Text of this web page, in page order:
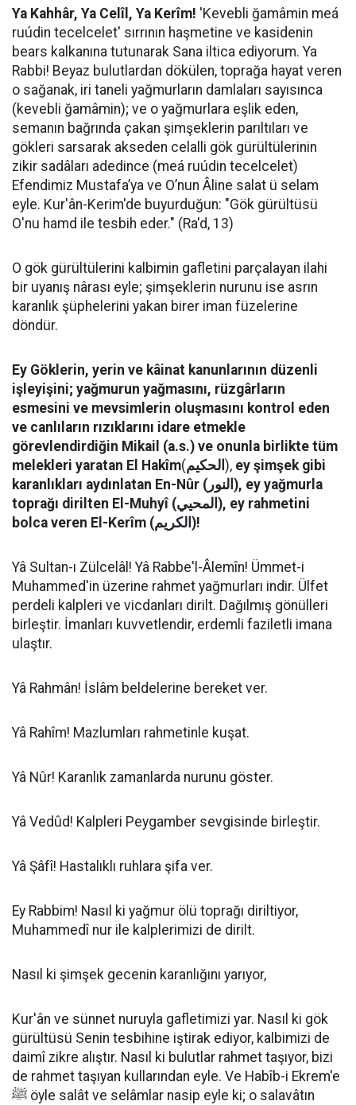
​Ya Kahhâr, Ya Celîl, Ya Kerîm! 'Kevebli ğamâmin meá
ruúdin tecelcelet' sırrının haşmetine ve kasidenin
bears kalkanına tutunarak Sana iltica ediyorum. Ya
Rabbi! Beyaz bulutlardan dökülen, toprağa hayat veren
o sağanak, iri taneli yağmurların damlaları sayısınca
(kevebli ğamâmin); ve o yağmurlara eşlik eden,
semanın bağrında çakan şimşeklerin parıltıları ve
gökleri sarsarak akseden celalli gök gürültülerinin
zikir sadâları adedince (meá ruúdin tecelcelet)
Efendimiz Mustafa’ya ve O’nun Âline salat ü selam
eyle. Kur'ân-Kerim'de buyurduğun: "Gök gürültüsü
O'nu hamd ile tesbih eder." (Ra'd, 13)
O gök gürültülerini kalbimin gafletini parçalayan ilahi
bir uyanış nârası eyle; şimşeklerin nurunu ise asrın
karanlık şüphelerini yakan birer iman füzelerine
döndür.
Ey Göklerin, yerin ve kâinat kanunlarının düzenli
işleyişini; yağmurun yağmasını, rüzgârların
esmesini ve mevsimlerin oluşmasını kontrol eden
ve canlıların rızıklarını idare etmekle
görevlendirdiğin Mikail (a.s.) ve onunla birlikte tüm
melekleri yaratan El Hakîm(الحكيم ), ey şimşek gibi
karanlıkları aydınlatan En-Nûr (النور), ey yağmurla
toprağı dirilten El-Muhyî (المحيي), ey rahmetini
bolca veren El-Kerîm (الكريم)!
Yâ Sultan-ı Zülcelâl! Yâ Rabbe'l-Âlemîn! Ümmet-i
Muhammed'in üzerine rahmet yağmurları indir. Ülfet
perdeli kalpleri ve vicdanları dirilt. Dağılmış gönülleri
birleştir. İmanları kuvvetlendir, erdemli faziletli imana
ulaştır.
Yâ Rahmân! İslâm beldelerine bereket ver.
Yâ Rahîm! Mazlumları rahmetinle kuşat.
Yâ Nûr! Karanlık zamanlarda nurunu göster.
Yâ Vedûd! Kalpleri Peygamber sevgisinde birleştir.
Yâ Şâfî! Hastalıklı ruhlara şifa ver.
Ey Rabbim! Nasıl ki yağmur ölü toprağı diriltiyor,
Muhammedî nur ile kalplerimizi de dirilt.
Nasıl ki şimşek gecenin karanlığını yarıyor,
Kur'ân ve sünnet nuruyla gafletimizi yar. Nasıl ki gök
gürültüsü Senin tesbihine iştirak ediyor, kalbimizi de
daimî zikre alıştır. Nasıl ki bulutlar rahmet taşıyor, bizi
de rahmet taşıyan kullarından eyle. Ve Habîb-i Ekrem'e
ﷺ öyle salât ve selâmlar nasip eyle ki; o salavâtın